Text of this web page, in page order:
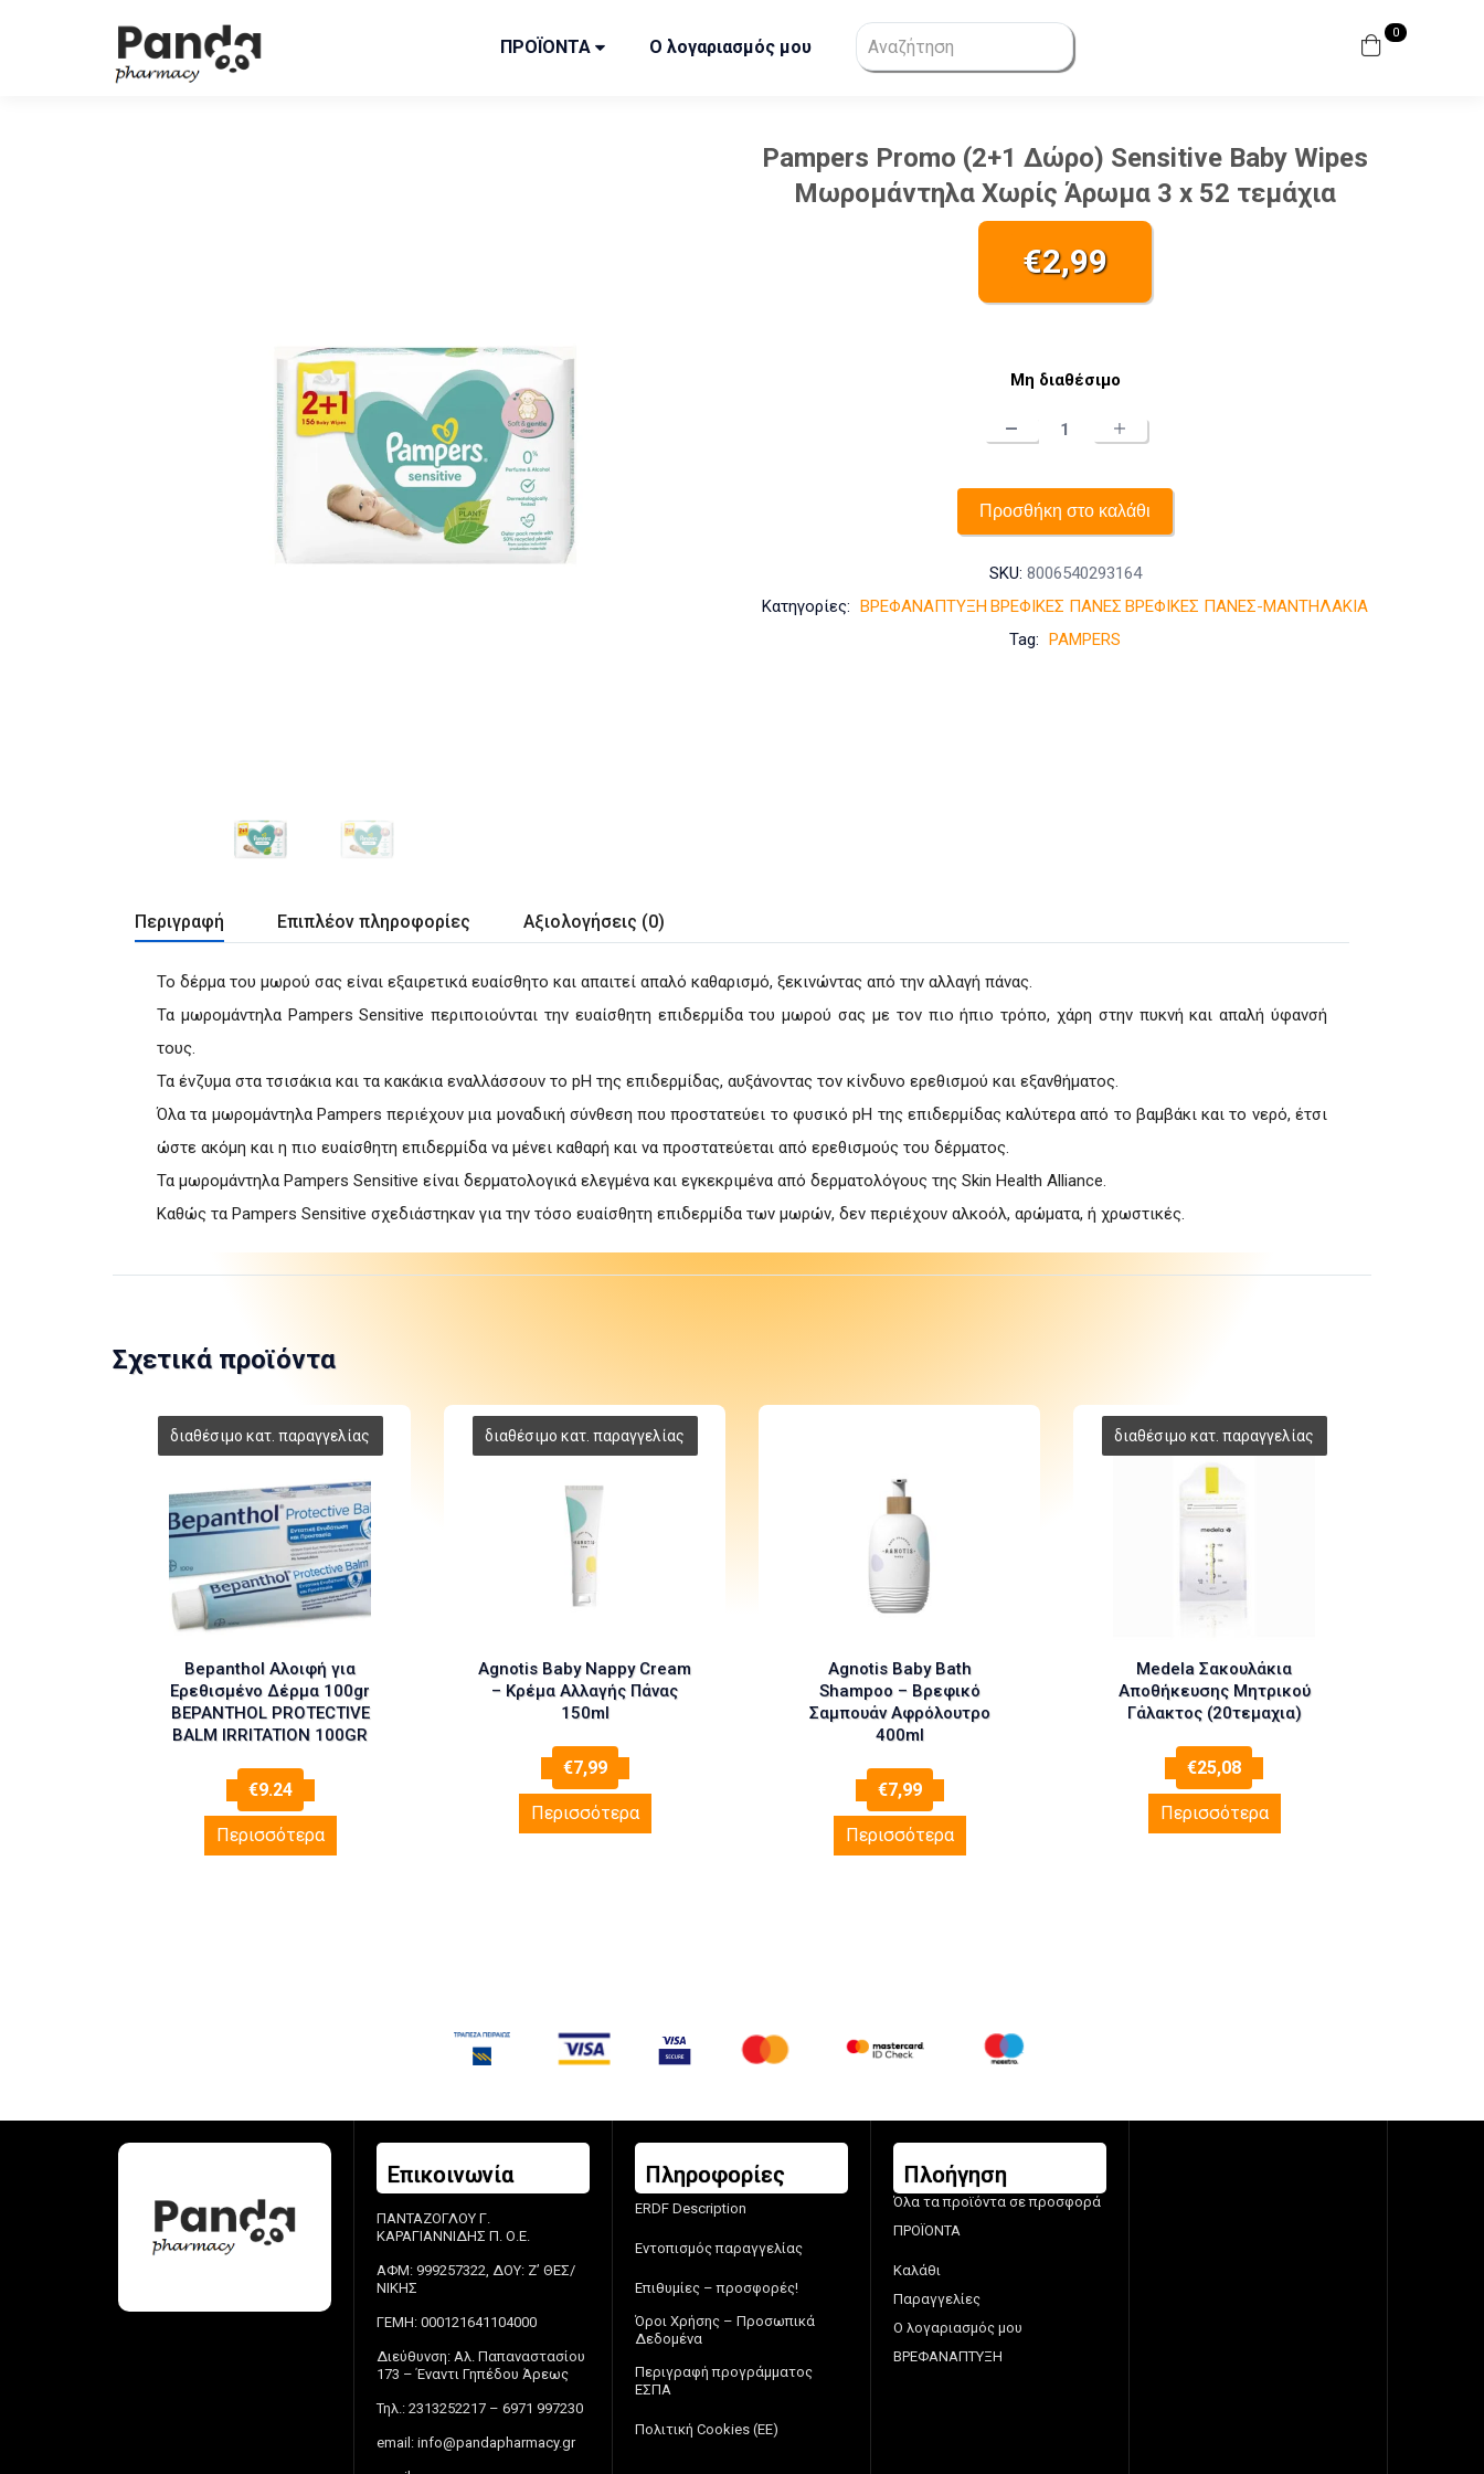
ΠΡΟΪΟΝΤΑ Ο λογαριασμός μου
0
Pampers Promo (2+1 Δώρο) Sensitive Βaby Wipes
Μωρομάντηλα Χωρίς Άρωμα 3 x 52 τεμάχια
€2,99
Μη διαθέσιμο
Promo
Δώρο)
Sensitive
Βaby
Χωρίς
Προσθήκη στο καλάθι
SKU: 8006540293164
Κατηγορίες: ΒΡΕΦΑΝΑΠΤΥΞΗ ΒΡΕΦΙΚΕΣ ΠΑΝΕΣ ΒΡΕΦΙΚΕΣ ΠΑΝΕΣ-ΜΑΝΤΗΛΑΚΙΑ
Tag: PAMPERS
Περιγραφή Επιπλέον πληροφορίες Αξιολογήσεις (0)
Το δέρμα του μωρού σας είναι εξαιρετικά ευαίσθητο και απαιτεί απαλό καθαρισμό, ξεκινώντας από την αλλαγή πάνας.
Τα μωρομάντηλα Pampers Sensitive περιποιούνται την ευαίσθητη επιδερμίδα του μωρού σας με τον πιο ήπιο τρόπο, χάρη στην πυκνή και απαλή ύφανσή
τους.
Τα ένζυμα στα τσισάκια και τα κακάκια εναλλάσσουν το pH της επιδερμίδας, αυξάνοντας τον κίνδυνο ερεθισμού και εξανθήματος.
Όλα τα μωρομάντηλα Pampers περιέχουν μια μοναδική σύνθεση που προστατεύει το φυσικό pH της επιδερμίδας καλύτερα από το βαμβάκι και το νερό, έτσι
ώστε ακόμη και η πιο ευαίσθητη επιδερμίδα να μένει καθαρή και να προστατεύεται από ερεθισμούς του δέρματος.
Τα μωρομάντηλα Pampers Sensitive είναι δερματολογικά ελεγμένα και εγκεκριμένα από δερματολόγους της Skin Health Alliance.
Καθώς τα Pampers Sensitive σχεδιάστηκαν για την τόσο ευαίσθητη επιδερμίδα των μωρών, δεν περιέχουν αλκοόλ, αρώματα, ή χρωστικές.
Σχετικά προϊόντα
Bepanthol Αλοιφή για
Ερεθισμένο Δέρμα 100gr
BEPANTHOL PROTECTIVE
BALM IRRITATION 100GR
€9.24
Περισσότερα
Agnotis Baby Nappy Cream
– Κρέμα Αλλαγής Πάνας
150ml
€7,99
Περισσότερα
Agnotis Baby Bath
Shampoo – Βρεφικό
Σαμπουάν Αφρόλουτρο
400ml
€7,99
Περισσότερα
Medela Σακουλάκια
Αποθήκευσης Μητρικού
Γάλακτος (20τεμαχια)
€25,08
Περισσότερα
Επικοινωνία
ΠΑΝΤΑΖΟΓΛΟΥ Γ.
ΚΑΡΑΓΙΑΝΝΙΔΗΣ Π. Ο.Ε.
ΑΦΜ: 999257322, ΔΟΥ: Ζ’ ΘΕΣ/
ΝΙΚΗΣ
ΓΕΜΗ: 000121641104000
Διεύθυνση: Αλ. Παπαναστασίου
173 – Έναντι Γηπέδου Άρεως
Τηλ.: 2313252217 – 6971 997230
email: info@pandapharmacy.gr
Πληροφορίες
ERDF Description
Εντοπισμός παραγγελίας
Επιθυμίες – προσφορές!
Όροι Χρήσης – Προσωπικά
Δεδομένα
Περιγραφή προγράμματος
ΕΣΠΑ
Πολιτική Cookies (ΕΕ)
Πλοήγηση
Όλα τα προϊόντα σε προσφορά
ΠΡΟΪΟΝΤΑ
Καλάθι
Παραγγελίες
Ο λογαριασμός μου
ΒΡΕΦΑΝΑΠΤΥΞΗ